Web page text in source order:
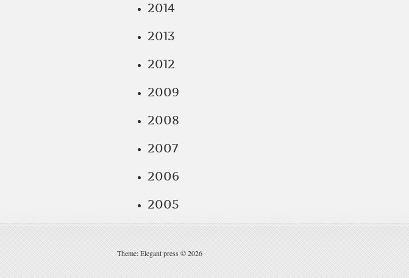
2014
2013
2012
2009
2008
2007
2006
2005
Theme: Elegant press © 2026